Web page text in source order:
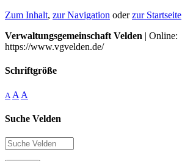
Zum Inhalt, zur Navigation oderzur Startseite
Verwaltungsgemeinschaft Velden | Online:
https://www.vgvelden.de/
Schriftgröße
A A A
Suche Velden